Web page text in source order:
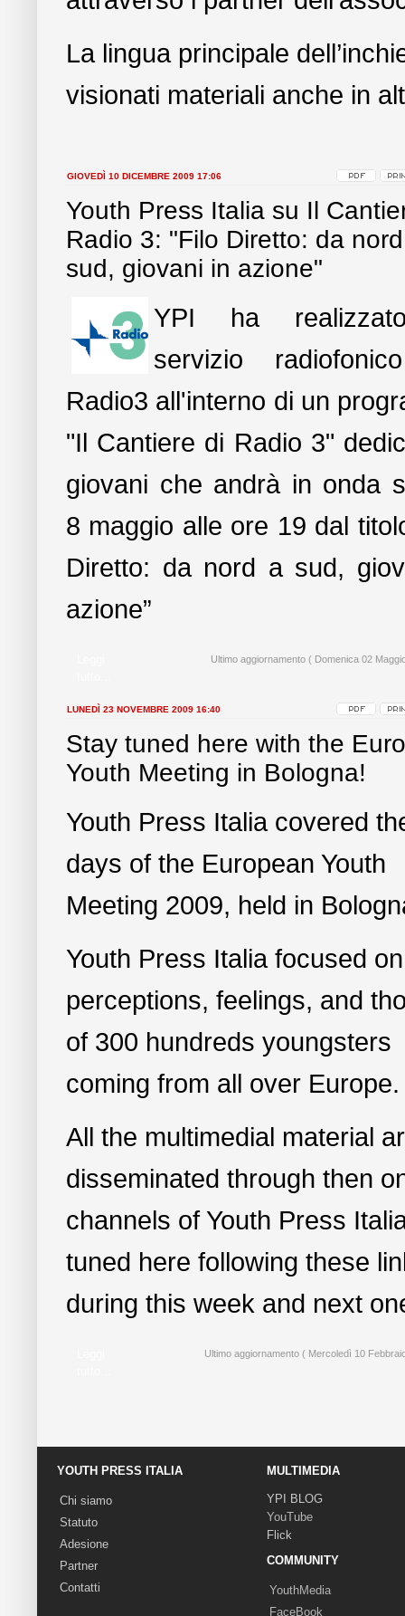
La lingua principale
visionati materiali anche in
GIOVEDÌ 10 DICEMBRE 2009 17:06
Youth Press Italia su Il
Radio 3: "Filo Diretto: da
sud, giovani in azione"
YPI ha
servizio
Radio3 all'interno di un
"Il Cantiere di Radio 3"
giovani che andrà in onda
8 maggio alle ore 19 dal
Diretto: da nord a sud,
azione”
Ultimo aggiornamento ( Domenica 02
LUNEDÌ 23 NOVEMBRE 2009 16:40
Stay tuned here with the
Youth Meeting in Bologna!
Youth Press Italia covered
days of the European Youth
Meeting 2009, held in
Youth Press Italia focused on
perceptions, feelings, and
of 300 hundreds youngsters
coming from all over Europe.
All the multimedial material
disseminated through then
channels of Youth Press
tuned here following these
during this week and next
Ultimo aggiornamento ( Mercoledì 10
YOUTH PRESS ITALIA
Chi siamo
Statuto
Adesione
Partner
Contatti
MULTIMEDIA
YPI BLOG
YouTube
Flick
COMMUNITY
YouthMedia
FaceBook